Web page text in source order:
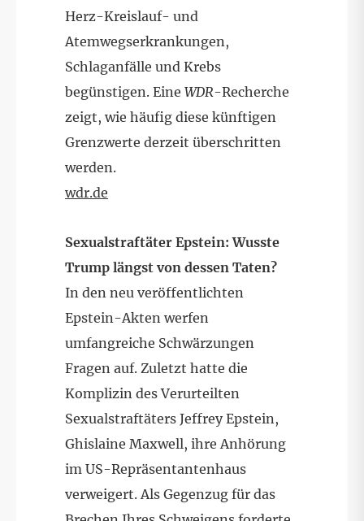
Herz-Kreislauf- und
Atemwegserkrankungen,
Schlaganfälle und Krebs
begünstigen. Eine WDR-Recherche
zeigt, wie häufig diese künftigen
Grenzwerte derzeit überschritten
werden.
wdr.de
Sexualstraftäter Epstein: Wusste
Trump längst von dessen Taten?
In den neu veröffentlichten
Epstein-Akten werfen
umfangreiche Schwärzungen
Fragen auf. Zuletzt hatte die
Komplizin des Verurteilten
Sexualstraftäters Jeffrey Epstein,
Ghislaine Maxwell, ihre Anhörung
im US-Repräsentantenhaus
verweigert. Als Gegenzug für das